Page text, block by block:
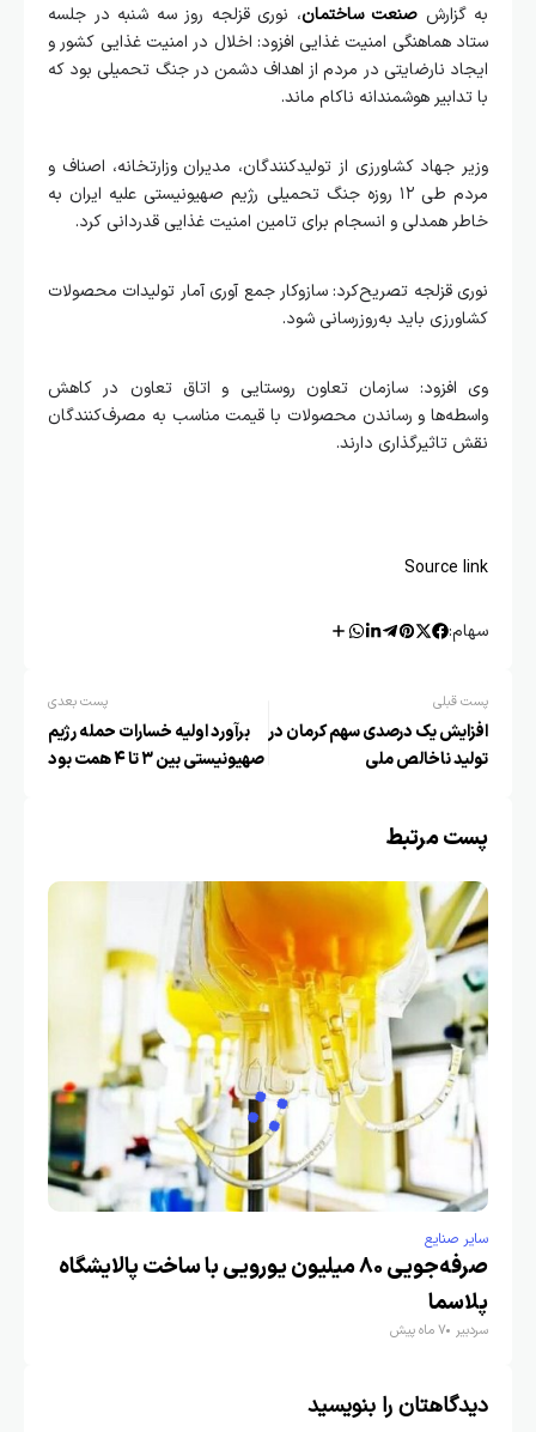
به گزارش صنعت ساختمان، نوری قزلجه روز سه شنبه در جلسه
ستاد هماهنگی امنیت غذایی افزود: اخلال در امنیت غذایی کشور و
ایجاد نارضایتی در مردم از اهداف دشمن در جنگ تحمیلی بود که
با تدابیر هوشمندانه ناکام ماند.
وزیر جهاد کشاورزی از تولیدکنندگان، مدیران وزارتخانه، اصناف و
مردم طی ۱۲ روزه جنگ تحمیلی رژیم صهیونیستی علیه ایران به
خاطر همدلی و انسجام برای تامین امنیت غذایی قدردانی کرد.
نوری قزلجه تصریح‌کرد: سازوکار جمع آوری آمار تولیدات محصولات
کشاورزی باید به‌روزرسانی شود.
وی افزود: سازمان تعاون روستایی و اتاق تعاون در کاهش
واسطه‌ها و رساندن محصولات با قیمت مناسب‌ به مصرف‌کنندگان
نقش تاثیرگذاری دارند.
Source link
سهام:
پست قبلی
افزایش یک درصدی سهم کرمان در
تولید ناخالص ملی
پست بعدی
برآورد اولیه خسارات حمله رژیم
صهیونیستی بین ۳ تا ۴ همت بود
پست مرتبط
سایر صنایع
صرفه‌جویی ۸۰ میلیون یورویی با ساخت پالایشگاه
پلاسما
سردبیر 7 ماه پیش
دیدگاهتان را بنویسید